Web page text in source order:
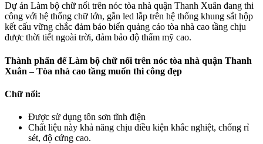
Dự án Làm bộ chữ nổi trên nóc tòa nhà quận Thanh Xuân đang thi
công với hệ thống chữ lớn, gắn led lắp trên hệ thống khung sắt hộp
kết cấu vững chắc đảm bảo biển quảng cáo tòa nhà cao tầng chịu
được thời tiết ngoài trời, đảm bảo độ thẩm mỹ cao.
Thành phẩn để Làm bộ chữ nổi trên nóc tòa nhà quận Thanh
Xuân – Tòa nhà cao tầng muốn thi công đẹp
Chữ nổi:
Được sử dụng tôn sơn tĩnh điện
Chất liệu này khả năng chịu điều kiện khắc nghiệt, chống rỉ
sét, độ cứng cao.